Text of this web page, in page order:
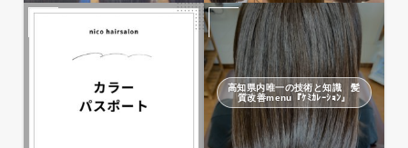
高知県内唯一の技術と知識 髪
質改善menu『ｹﾐｶﾚｰｼｮﾝ』